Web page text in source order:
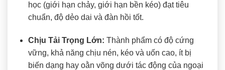
học (giới hạn chảy, giới hạn bền kéo) đạt tiêu
chuẩn, độ dẻo dai và đàn hồi tốt.
Chịu Tải Trọng Lớn: Thành phẩm có độ cứng
vững, khả năng chịu nén, kéo và uốn cao, ít bị
biến dạng hay oằn võng dưới tác động của ngoại